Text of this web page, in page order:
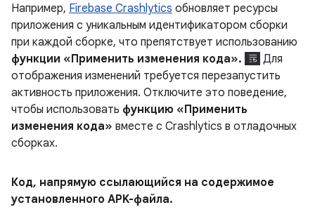
Например, Firebase Crashlytics обновляет ресурсы
приложения с уникальным идентификатором сборки
при каждой сборке, что препятствует использованию
функции «Применить изменения кода».
Для
отображения изменений требуется перезапустить
активность приложения. Отключите это поведение,
чтобы использовать функцию «Применить
изменения кода» вместе с Crashlytics в отладочных
сборках.
Код, напрямую ссылающийся на содержимое
установленного APK-файла.